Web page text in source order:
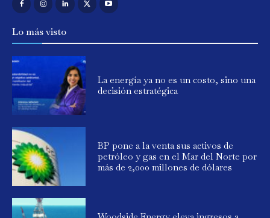
Lo más visto
La energía ya no es un costo, sino una
decisión estratégica
BP pone a la venta sus activos de
petróleo y gas en el Mar del Norte por
más de 2,000 millones de dólares